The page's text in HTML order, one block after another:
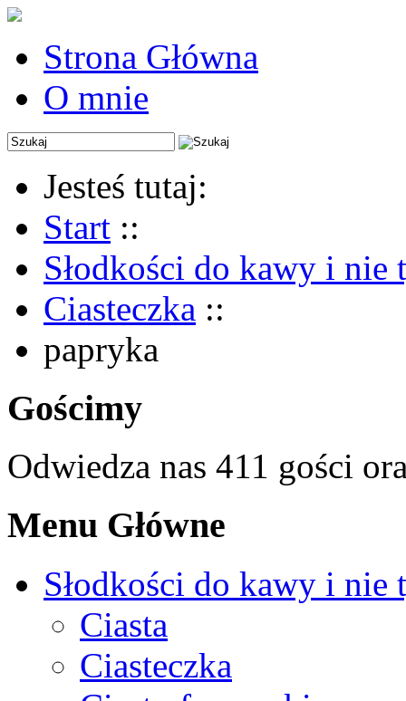
Strona Główna
O mnie
Jesteś tutaj:
Start ::
Słodkości do kawy i nie
Ciasteczka ::
papryka
Gościmy
Odwiedza nas 411 gości
Menu Główne
Słodkości do kawy i nie
Ciasta
Ciasteczka